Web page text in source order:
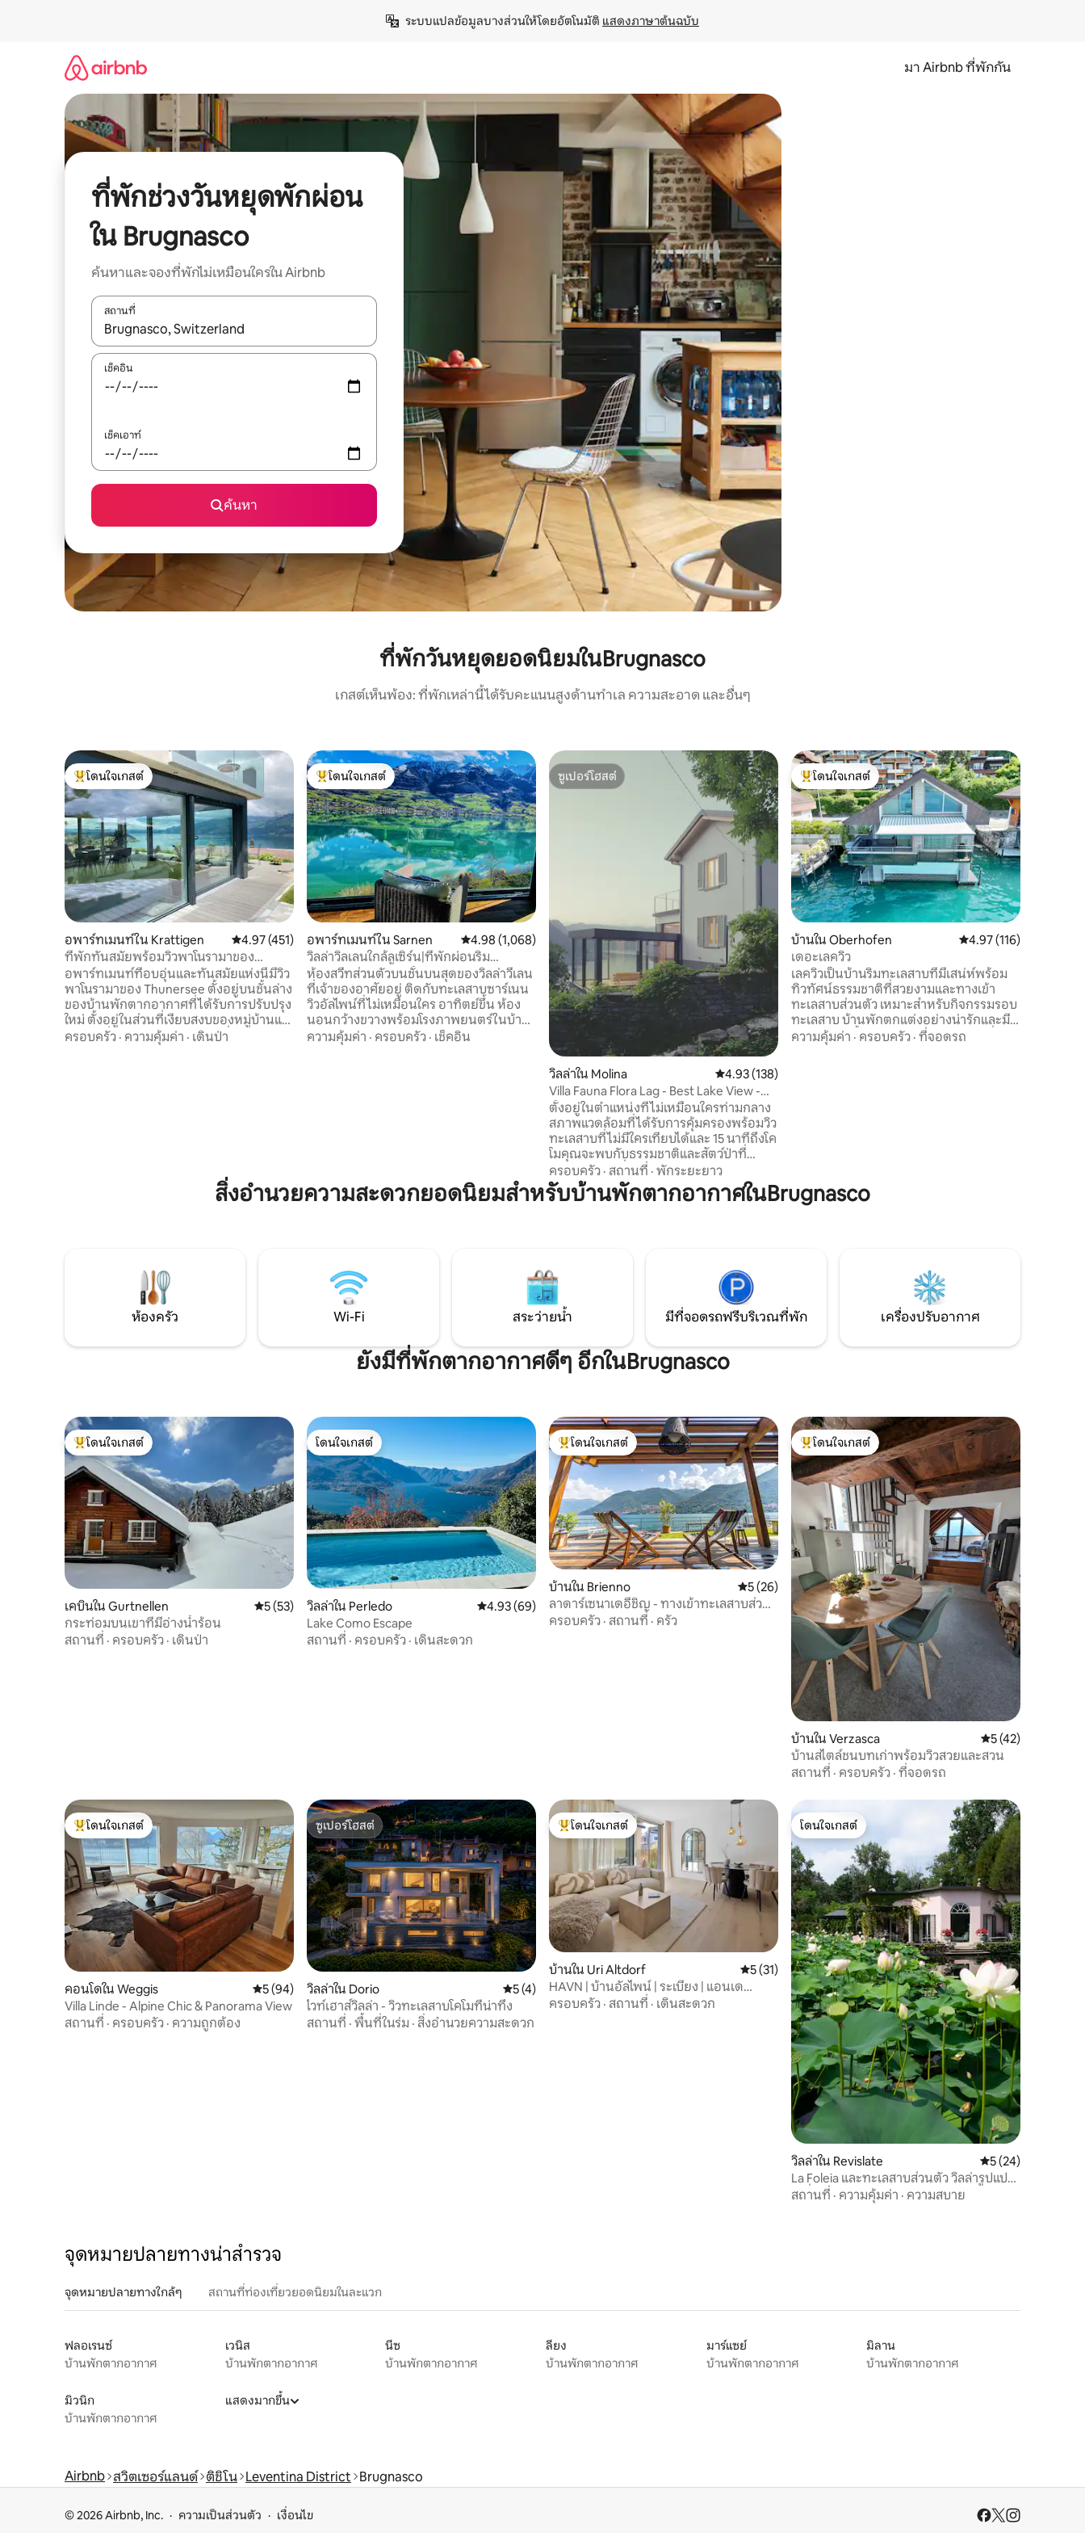
ระบบแปลข้อมูลบางส่วนให้โดยอัตโนมัติ แสดงภาษาต้นฉบับ
มา Airbnb ที่พักกัน
ที่พักช่วงวันหยุดพักผ่อน
ใน Brugnasco
ค้นหาและจองที่พักไม่เหมือนใครใน Airbnb
สถานที่
ใช้ลูกศรขึ้นลง หรือใช้การสัมผัสหรือปัด เพื่อสำรวจผลการค้นหา
เช็คอิน
เช็คเอาท์
ค้นหา
ที่พักวันหยุดยอดนิยมในBrugnasco
เกสต์เห็นพ้อง: ที่พักเหล่านี้ได้รับคะแนนสูงด้านทำเล ความสะอาด และอื่นๆ
โดนใจเกสต์ที่สุด
โดนใจเกสต์
อพาร์ทเมนท์ใน Krattigen คะแนนเฉลี่ย 4.97 จาก 5, 451 รีวิว
4.97 (451)
ที่พักทันสมัยพร้อมวิวพาโนรามาของ
ทะเลสาบทูน
อพาร์ทเมนท์ที่อบอุ่นและทันสมัยแห่งนี้มีวิว
พาโนรามาของ Thunersee ตั้งอยู่บนชั้นล่าง
ของบ้านพักตากอากาศที่ได้รับการปรับปรุง
ใหม่ ตั้งอยู่ในส่วนที่เงียบสงบของหมู่บ้านและ
เป็นจุดเริ่มต้นสำหรับการท่องเที่ยวไปยัง
ภูเขาและทะเลสาบ เหมาะสำหรับ 4 ท่าน
ครอบครัว · ความคุ้มค่า · เดินป่า
โดนใจเกสต์ที่สุด
โดนใจเกสต์
อพาร์ทเมนท์ใน Sarnen คะแนนเฉลี่ย 4.98 จาก 5, 1,068 รีวิว
4.98 (1,068)
วิลล่าวิลเลนใกล้ลูเซิร์น|ที่พักผ่อนริม
ทะเลสาบสุดหรู
ห้องสวีทส่วนตัวบนชั้นบนสุดของวิลล่าวีเลน
ที่เจ้าของอาศัยอยู่ ติดกับทะเลสาบซาร์เนน
วิวอัลไพน์ที่ไม่เหมือนใคร อาทิตย์ขึ้น ห้อง
นอนกว้างขวางพร้อมโรงภาพยนตร์ในบ้าน
เลานจ์พาโนรามา ห้องครัวขนาดใหญ่ และ
ห้องน้ำ (พื้นที่ส่วนตัวทั้งหมด) สำหรับผู้เข้า
ความคุ้มค่า · ครอบครัว · เช็คอิน
ซูเปอร์โฮสต์
ซูเปอร์โฮสต์
วิลล่าใน Molina คะแนนเฉลี่ย 4.93 จาก 5, 138 รีวิว
4.93 (138)
Villa Fauna Flora Lag - Best Lake View -
ใหม่ล่าสุด
ตั้งอยู่ในตำแหน่งที่ไม่เหมือนใครท่ามกลาง
สภาพแวดล้อมที่ได้รับการคุ้มครองพร้อมวิว
ทะเลสาบที่ไม่มีใครเทียบได้และ 15 นาทีถึงโค
โมคุณจะพบกับธรรมชาติและสัตว์ป่าที่
สวยงาม บ้านที่ได้รับการปรับโครงสร้างใหม่
ในปี 2022 ในสไตล์มินิมอลที่ทันสมัยจะให้
ความสงบของจิตวิญญาณที่คุณต้องการ
มาก.. เรายินดีต้อนรับคุณสำหรับการเข้าพัก
ที่สมบูรณ์แบบที่ลากอโดดิโคโม!
ครอบครัว · สถานที่ · พักระยะยาว
โดนใจเกสต์ที่สุด
โดนใจเกสต์
บ้านใน Oberhofen คะแนนเฉลี่ย 4.97 จาก
4.97 (116)
เดอะเลควิว
เลควิวเป็นบ้านริมทะเลสาบที่มีเสน่ห์พร้อม
ทิวทัศน์ธรรมชาติที่สวยงามและทางเข้า
ทะเลสาบส่วนตัว เหมาะสำหรับกิจกรรมรอบ
ทะเลสาบ บ้านพักตกแต่งอย่างน่ารักและมี
คุณภาพสูงตั้งอยู่ในทะเลสาบและมีวิวที่น่า
ประทับใจของเทือกเขาแอลป์เบิร์น เบิร์นเนส
ความคุ้มค่า · ครอบครัว · ที่จอดรถ
สิ่งอำนวยความสะดวกยอดนิยมสำหรับบ้านพักตากอากาศในBrugnasco
ห้องครัว Wi-Fi สระว่ายน้ำ มีที่จอดรถฟรีบริเวณที่พัก เครื่องปรับอากาศ
ยังมีที่พักตากอากาศดีๆ อีกในBrugnasco
โดนใจเกสต์ที่สุด
โดนใจเกสต์
เคบินใน Gurtnellen คะแนนเฉลี่ย 5 จาก 5, 53 รีวิว
5 (53)
กระท่อมบนเขาที่มีอ่างน้ำร้อน
สถานที่ · ครอบครัว · เดินป่า
โดนใจเกสต์
โดนใจเกสต์
วิลล่าใน Perledo คะแนนเฉลี่ย 4.93 จาก 5, 69 รีวิว
4.93 (69)
Lake Como Escape
สถานที่ · ครอบครัว · เดินสะดวก
โดนใจเกสต์ที่สุด
โดนใจเกสต์
บ้านใน Brienno คะแนนเฉลี่ย 5 จาก 5, 26 รีวิว
5 (26)
ลาดาร์เซนาเดอีชิญ - ทางเข้าทะเลสาบส่วน
ตัว
ครอบครัว · สถานที่ · ครัว
โดนใจเกสต์ที่สุด
โดนใจเกสต์
บ้านใน Verzasca คะแนนเฉลี่ย 5 จาก
5 (42)
บ้านสไตล์ชนบทเก่าพร้อมวิวสวยและสวน
สถานที่ · ครอบครัว · ที่จอดรถ
โดนใจเกสต์ที่สุด
โดนใจเกสต์
คอนโดใน Weggis คะแนนเฉลี่ย 5 จาก 5, 94 รีวิว
5 (94)
Villa Linde - Alpine Chic & Panorama View
สถานที่ · ครอบครัว · ความถูกต้อง
ซูเปอร์โฮสต์
ซูเปอร์โฮสต์
วิลล่าใน Dorio คะแนนเฉลี่ย 5 จาก 5, 4 รีวิว
5 (4)
ไวท์เฮาส์วิลล่า - วิวทะเลสาบโคโมที่น่าทึ่ง
สถานที่ · พื้นที่ในร่ม · สิ่งอำนวยความสะดวก
โดนใจเกสต์ที่สุด
โดนใจเกสต์
บ้านใน Uri Altdorf คะแนนเฉลี่ย 5 จาก 5, 31 รีวิว
5 (31)
HAVN | บ้านอัลไพน์ | ระเบียง | แอนเด
อร์มัตต์ | สวนสาธารณะ
ครอบครัว · สถานที่ · เดินสะดวก
โดนใจเกสต์
โดนใจเกสต์
วิลล่าใน Revislate คะแนนเฉลี่ย 5 จาก
5 (24)
La Foleia และทะเลสาบส่วนตัว วิลล่ารูปแปด
เหลี่ยม
สถานที่ · ความคุ้มค่า · ความสบาย
จุดหมายปลายทางน่าสำรวจ
จุดหมายปลายทางใกล้ๆ สถานที่ท่องเที่ยวยอดนิยมในละแวก
ฟลอเรนซ์
บ้านพักตากอากาศ
เวนิส
บ้านพักตากอากาศ
นีซ
บ้านพักตากอากาศ
ลียง
บ้านพักตากอากาศ
มาร์แซย์
บ้านพักตากอากาศ
มิลาน
บ้านพักตากอากาศ
มิวนิก
บ้านพักตากอากาศ
แสดงมากขึ้น
Airbnb สวิตเซอร์แลนด์ ติชิโน Leventina District Brugnasco
© 2026 Airbnb, Inc. ความเป็นส่วนตัว เงื่อนไข